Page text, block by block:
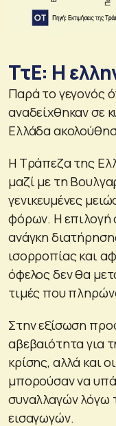
ΤτΕ: Η
Παρά το γεγονός
αναδείχθηκαν σε
Ελλάδα
Η Τράπεζα της
μαζί με τη
γενικευμένες
φόρων. Η επιλογή
ανάγκη
ισορροπίας και
όφελος δεν θα
τιμές που
Στην εξίσωση
αβεβαιότητα για
κρίσης, αλλά και
μπορούσαν να
συναλλαγών λόγω
εισαγωγών.